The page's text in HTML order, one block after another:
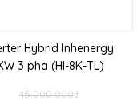
Hybrid Inhenergy
3 pha (HI-8K-TL)
₫
45.000.000